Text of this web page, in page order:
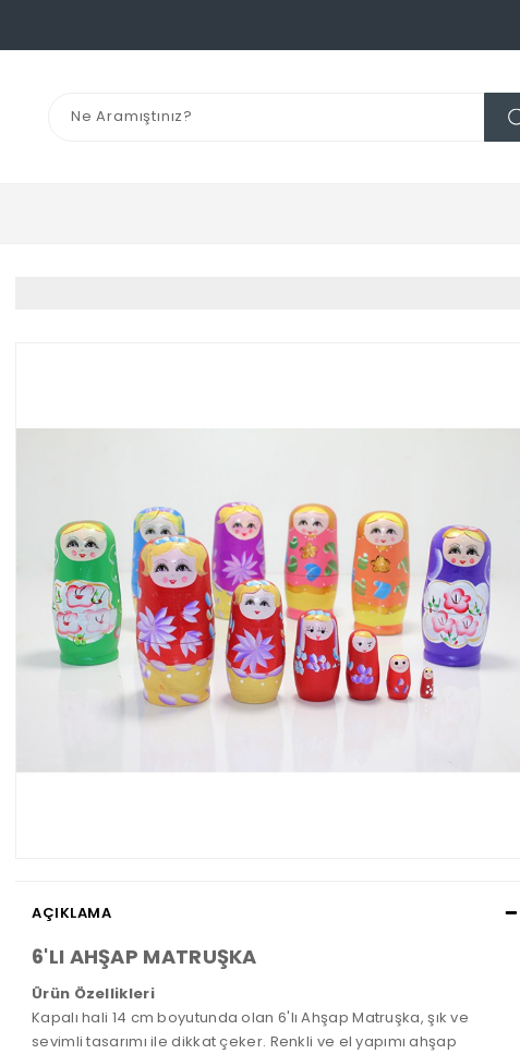
AÇIKLAMA
6'LI AHŞAP MATRUŞKA
Ürün Özellikleri
Kapalı hali 14 cm boyutunda olan 6'lı Ahşap Matruşka, şık ve
sevimli tasarımı ile dikkat çeker. Renkli ve el yapımı ahşap